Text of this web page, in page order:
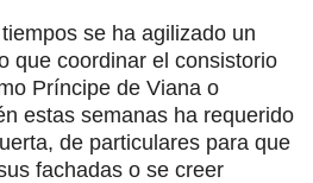
se ha agilizado un
que coordinar el consistorio
Príncipe de Viana o
estas semanas ha requerido
de particulares para que
fachadas o se creer